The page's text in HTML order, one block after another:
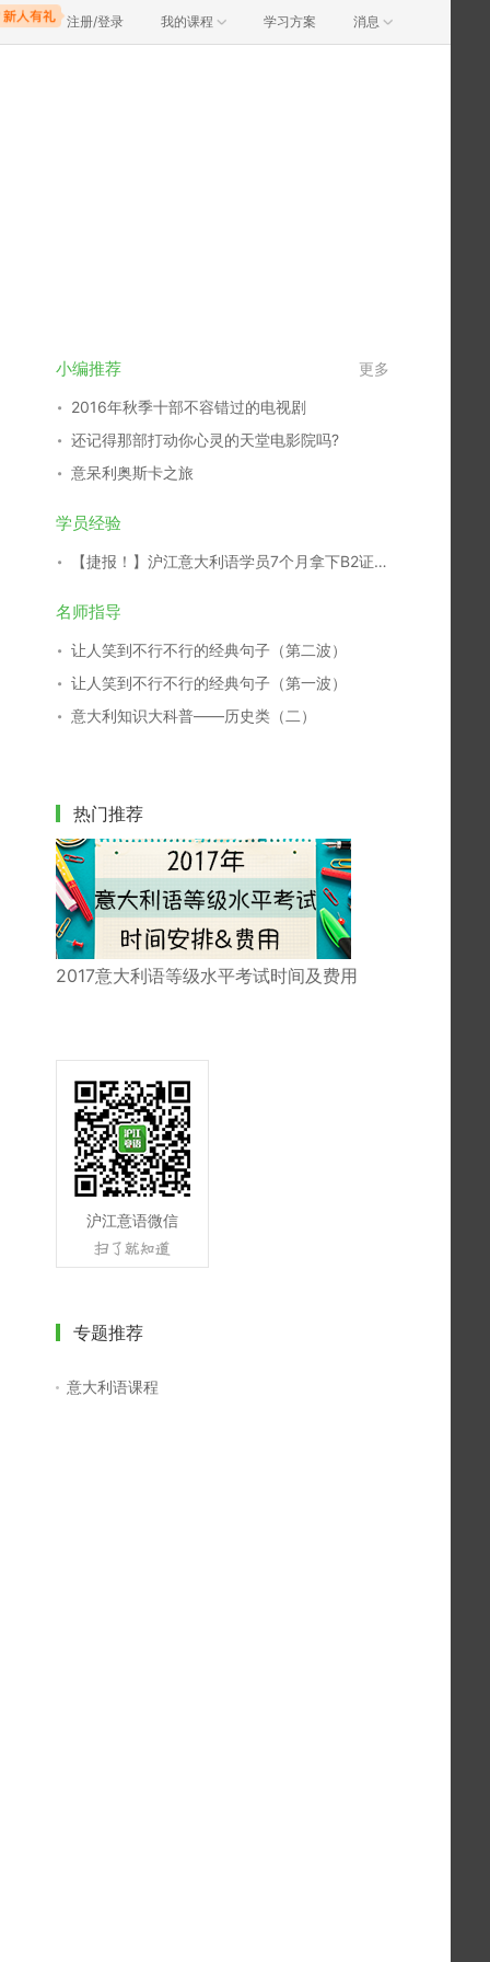
注册/登录 我的课程 学习方案 消息
小编推荐 更多
2016年秋季十部不容错过的电视剧
还记得那部打动你心灵的天堂电影院吗?
意呆利奥斯卡之旅
学员经验
【捷报！】沪江意大利语学员7个月拿下B2证书！
名师指导
让人笑到不行不行的经典句子（第二波）
让人笑到不行不行的经典句子（第一波）
意大利知识大科普——历史类（二）
热门推荐
2017意大利语等级水平考试时间及费用
沪江意语微信
专题推荐
意大利语课程